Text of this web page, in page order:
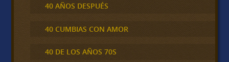
40 AÑOS DESPUÉS
40 CUMBIAS CON AMOR
40 DE LOS AÑOS 70S